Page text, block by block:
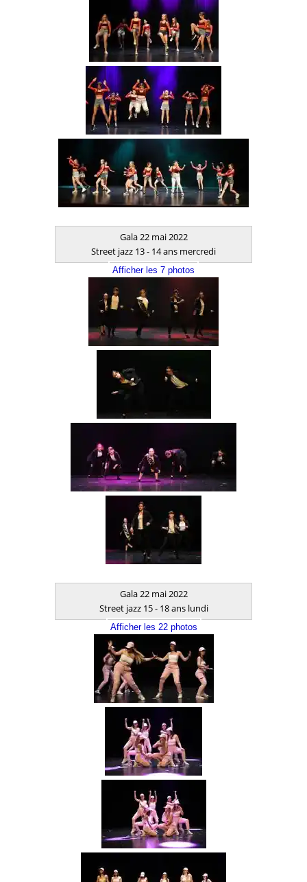
Gala 22 mai 2022
Street jazz 13 - 14 ans mercredi
Afficher les 7 photos
Gala 22 mai 2022
Street jazz 15 - 18 ans lundi
Afficher les 22 photos